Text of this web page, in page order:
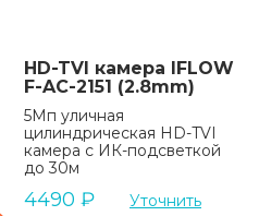
HD-TVI камера IFLOW
F-AC-2151 (2.8mm)
5Мп уличная
цилиндрическая HD-TVI
камера с ИК-подсветкой
до 30м
4490 ₽ Уточнить